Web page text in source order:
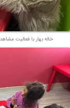
خاله بهار با فعالیت